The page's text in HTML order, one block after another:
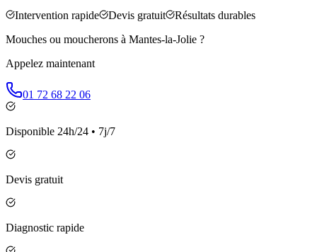
Intervention rapide
Devis gratuit
Résultats durables
Mouches ou moucherons à Mantes-la-Jolie ?
Appelez maintenant
01 72 68 22 06
Disponible 24h/24 • 7j/7
Devis gratuit
Diagnostic rapide